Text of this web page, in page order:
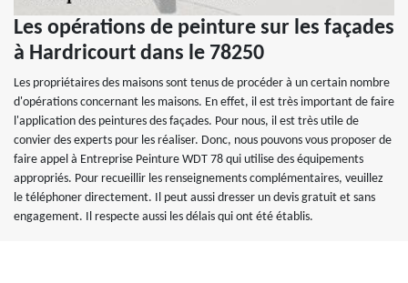
Les opérations de peinture sur les façades
à Hardricourt dans le 78250
Les propriétaires des maisons sont tenus de procéder à un certain nombre
d'opérations concernant les maisons. En effet, il est très important de faire
l'application des peintures des façades. Pour nous, il est très utile de
convier des experts pour les réaliser. Donc, nous pouvons vous proposer de
faire appel à Entreprise Peinture WDT 78 qui utilise des équipements
appropriés. Pour recueillir les renseignements complémentaires, veuillez
le téléphoner directement. Il peut aussi dresser un devis gratuit et sans
engagement. Il respecte aussi les délais qui ont été établis.